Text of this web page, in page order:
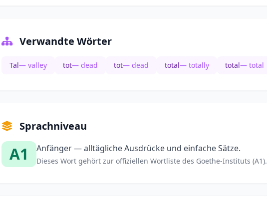
Verwandte Wörter
Tal— valley tot— dead tot— dead total— totally total— total
Sprachniveau
A1 Anfänger — alltägliche Ausdrücke und einfache Sätze.
Dieses Wort gehört zur offiziellen Wortliste des Goethe-Instituts (A1).